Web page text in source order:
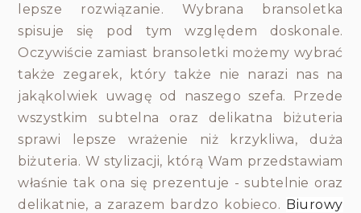
lepsze rozwiązanie. Wybrana bransoletka
spisuje się pod tym względem doskonale.
Oczywiście zamiast bransoletki możemy wybrać
także zegarek, który także nie narazi nas na
jakąkolwiek uwagę od naszego szefa. Przede
wszystkim subtelna oraz delikatna biżuteria
sprawi lepsze wrażenie niż krzykliwa, duża
biżuteria. W stylizacji, którą Wam przedstawiam
właśnie tak ona się prezentuje - subtelnie oraz
delikatnie, a zarazem bardzo kobieco. Biurowy